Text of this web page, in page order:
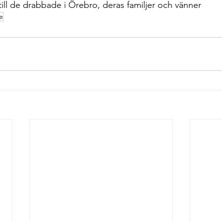
de drabbade i Örebro, deras familjer och vänner